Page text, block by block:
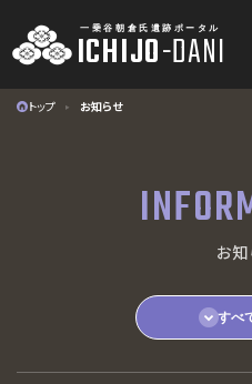
一乗谷朝倉氏遺跡ポータル
ICHIJO-DANI
MUSEUM
トップ お知らせ
お
すべ